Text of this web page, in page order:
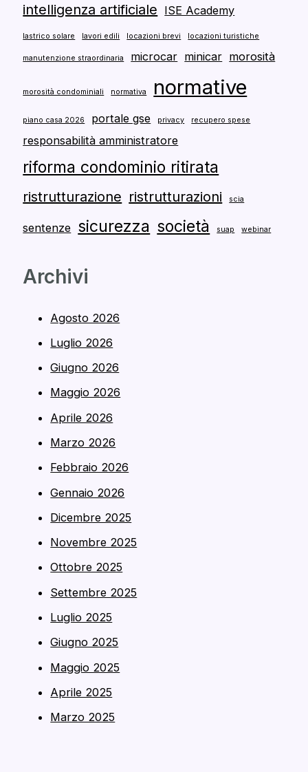
intelligenza artificiale ISE Academy
lastrico solare lavori edili locazioni brevi locazioni turistiche
manutenzione straordinaria microcar minicar morosità
morosità condominiali normativa normative
piano casa 2026 portale gse privacy recupero spese
responsabilità amministratore
riforma condominio ritirata
ristrutturazione ristrutturazioni scia
sentenze sicurezza società suap webinar
Archivi
Agosto 2026
Luglio 2026
Giugno 2026
Maggio 2026
Aprile 2026
Marzo 2026
Febbraio 2026
Gennaio 2026
Dicembre 2025
Novembre 2025
Ottobre 2025
Settembre 2025
Luglio 2025
Giugno 2025
Maggio 2025
Aprile 2025
Marzo 2025